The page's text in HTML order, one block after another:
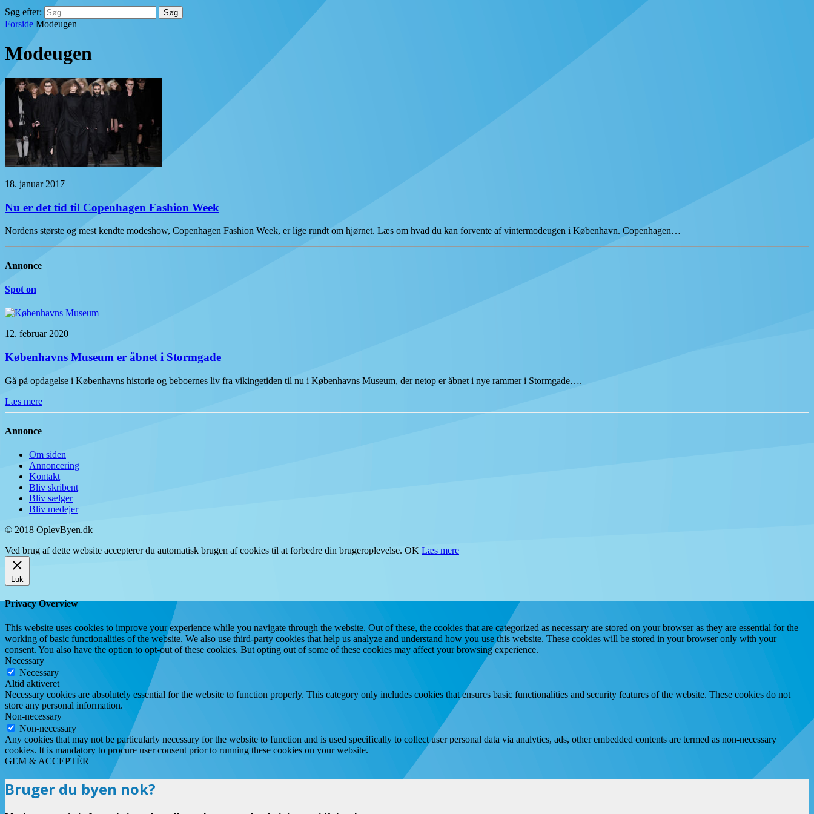
Søg efter:
Forside Modeugen
Modeugen
18. januar 2017
Nu er det tid til Copenhagen Fashion Week
Nordens største og mest kendte modeshow, Copenhagen Fashion Week, er lige rundt om hjørnet. Læs om hvad du kan forvente af vintermodeugen i København. Copenhagen…
Annonce
Spot on
12. februar 2020
Københavns Museum er åbnet i Stormgade
Gå på opdagelse i Københavns historie og beboernes liv fra vikingetiden til nu i Københavns Museum, der netop er åbnet i nye rammer i Stormgade….
Læs mere
Annonce
Om siden
Annoncering
Kontakt
Bliv skribent
Bliv sælger
Bliv medejer
© 2018 OplevByen.dk
Ved brug af dette website accepterer du automatisk brugen af cookies til at forbedre din brugeroplevelse. OK Læs mere
Luk
Privacy Overview
This website uses cookies to improve your experience while you navigate through the website. Out of these, the cookies that are categorized as necessary are stored on your browser as they are essential for the
working of basic functionalities of the website. We also use third-party cookies that help us analyze and understand how you use this website. These cookies will be stored in your browser only with your
consent. You also have the option to opt-out of these cookies. But opting out of some of these cookies may affect your browsing experience.
Necessary
Necessary
Altid aktiveret
Necessary cookies are absolutely essential for the website to function properly. This category only includes cookies that ensures basic functionalities and security features of the website. These cookies do not
store any personal information.
Non-necessary
Non-necessary
Any cookies that may not be particularly necessary for the website to function and is used specifically to collect user personal data via analytics, ads, other embedded contents are termed as non-necessary
cookies. It is mandatory to procure user consent prior to running these cookies on your website.
GEM & ACCEPTÈR
Bruger du byen nok?